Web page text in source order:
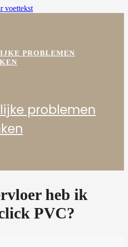
voettekst
PROBLEMEN
problemen
heb ik
PVC?